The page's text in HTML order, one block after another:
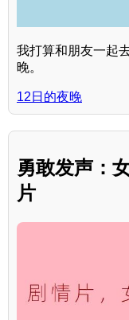
我打算和朋友一起
晚。
12日的夜晚
勇敢发声：
片